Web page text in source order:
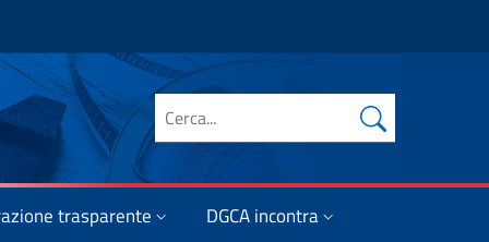
Cerca nel sito
trasparente DGCA incontra